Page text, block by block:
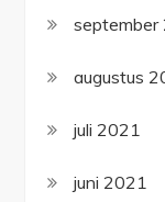
september
augustus
juli 2021
juni 2021